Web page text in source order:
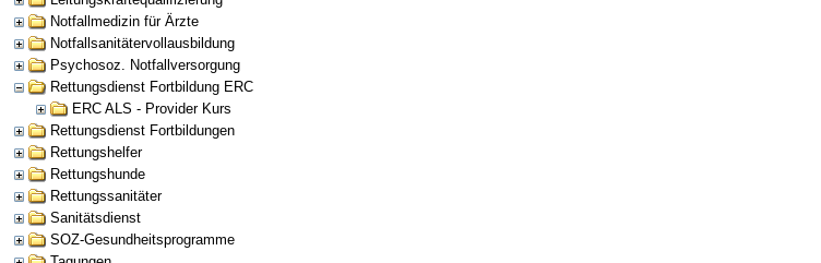
Notfallmedizin für Ärzte
Notfallsanitätervollausbildung
Psychosoz. Notfallversorgung
Rettungsdienst Fortbildung ERC
ERC ALS - Provider Kurs
Rettungsdienst Fortbildungen
Rettungshelfer
Rettungshunde
Rettungssanitäter
Sanitätsdienst
SOZ-Gesundheitsprogramme